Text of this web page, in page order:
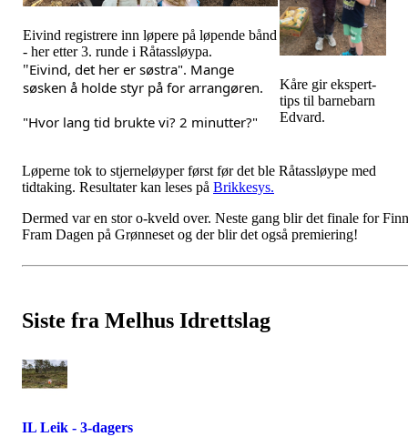
Eivind registrere inn løpere på løpende bånd
- her etter 3. runde i Råtassløypa.
"Eivind, det her er søstra". Mange
søsken å holde styr på for arrangøren.
"Hvor lang tid brukte vi? 2 minutter?"
Kåre gir ekspert-
tips til barnebarn
Edvard.
Løperne tok to stjerneløyper først før det ble Råtassløype med
tidtaking. Resultater kan leses på Brikkesys.
Dermed var en stor o-kveld over. Neste gang blir det finale for Finn
Fram Dagen på Grønneset og der blir det også premiering!
Siste fra Melhus Idrettslag
IL Leik - 3-dagers